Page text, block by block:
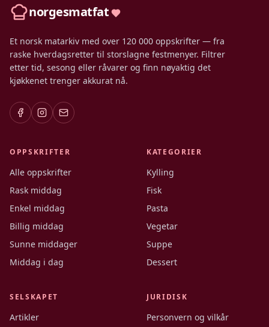
norgesmatfat
Et norsk matarkiv med over 120 000 oppskrifter — fra
raske hverdagsretter til storslagne festmenyer. Filtrer
etter tid, sesong eller råvarer og finn nøyaktig det
kjøkkenet trenger akkurat nå.
OPPSKRIFTER
Alle oppskrifter
Rask middag
Enkel middag
Billig middag
Sunne middager
Middag i dag
KATEGORIER
Kylling
Fisk
Pasta
Vegetar
Suppe
Dessert
SELSKAPET
Artikler
JURIDISK
Personvern og vilkår